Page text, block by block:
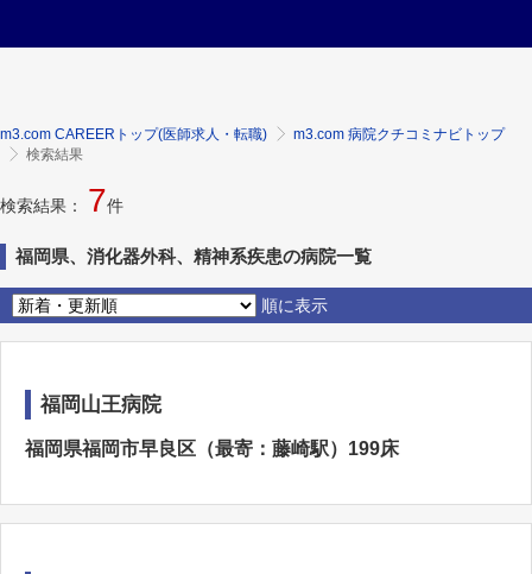
m3.com CAREERトップ(医師求人・転職)
m3.com 病院クチコミナビトップ
検索結果
検索結果： 7件
福岡県、消化器外科、精神系疾患の病院一覧
順に表示
福岡山王病院
福岡県福岡市早良区（最寄：藤崎駅）199床